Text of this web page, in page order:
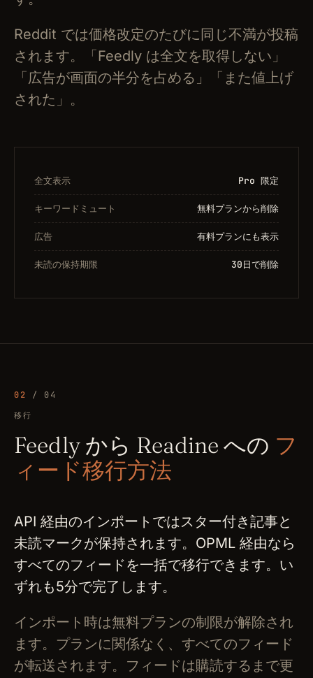
Reddit では価格改定のたびに同じ不満が投稿
されます。「Feedly は全文を取得しない」
「広告が画面の半分を占める」「また値上げ
された」。
全文表示 Pro 限定
キーワードミュート 無料プランから削除
広告 有料プランにも表示
未読の保持期限 30日で削除
02 / 04
移行
Feedly から Readine への フ
ィード移行方法
API 経由のインポートではスター付き記事と
未読マークが保持されます。OPML 経由なら
すべてのフィードを一括で移行できます。い
ずれも5分で完了します。
インポート時は無料プランの制限が解除され
ます。プランに関係なく、すべてのフィード
が転送されます。フィードは購読するまで更